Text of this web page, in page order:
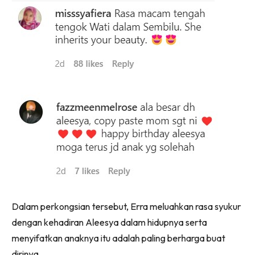
Dalam perkongsian tersebut, Erra meluahkan rasa syukur
dengan kehadiran Aleesya dalam hidupnya serta
menyifatkan anaknya itu adalah paling berharga buat